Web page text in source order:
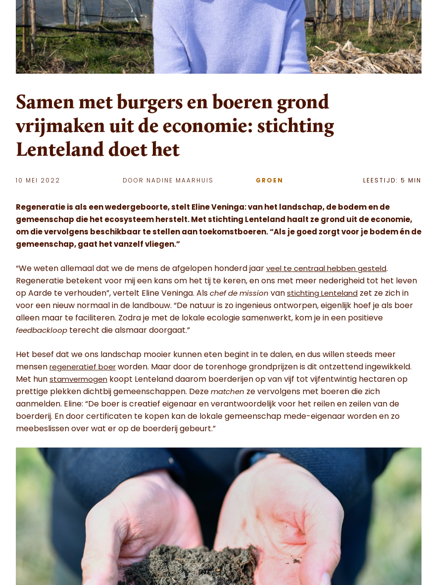
Samen met burgers en boeren grond
vrijmaken uit de economie: stichting
Lenteland doet het
10 MEI 2022 DOOR NADINE MAARHUIS GROEN LEESTIJD: 5 MIN
Regeneratie is als een wedergeboorte, stelt Eline Veninga: van het landschap, de bodem en de
gemeenschap die het ecosysteem herstelt. Met stichting Lenteland haalt ze grond uit de economie,
om die vervolgens beschikbaar te stellen aan toekomstboeren. “Als je goed zorgt voor je bodem én de
gemeenschap, gaat het vanzelf vliegen.”
“We weten allemaal dat we de mens de afgelopen honderd jaar veel te centraal hebben gesteld.
Regeneratie betekent voor mij een kans om het tij te keren, en ons met meer nederigheid tot het leven
op Aarde te verhouden”, vertelt Eline Veninga. Als chef de mission van stichting Lenteland zet ze zich in
voor een nieuw normaal in de landbouw. “De natuur is zo ingenieus ontworpen, eigenlijk hoef je als boer
alleen maar te faciliteren. Zodra je met de lokale ecologie samenwerkt, kom je in een positieve
feedbackloop terecht die alsmaar doorgaat.”
Het besef dat we ons landschap mooier kunnen eten begint in te dalen, en dus willen steeds meer
mensen regeneratief boer worden. Maar door de torenhoge grondprijzen is dit ontzettend ingewikkeld.
Met hun stamvermogen koopt Lenteland daarom boerderijen op van vijf tot vijfentwintig hectaren op
prettige plekken dichtbij gemeenschappen. Deze matchen ze vervolgens met boeren die zich
aanmelden. Eline: “De boer is creatief eigenaar en verantwoordelijk voor het reilen en zeilen van de
boerderij. En door certificaten te kopen kan de lokale gemeenschap mede-eigenaar worden en zo
meebeslissen over wat er op de boerderij gebeurt.”